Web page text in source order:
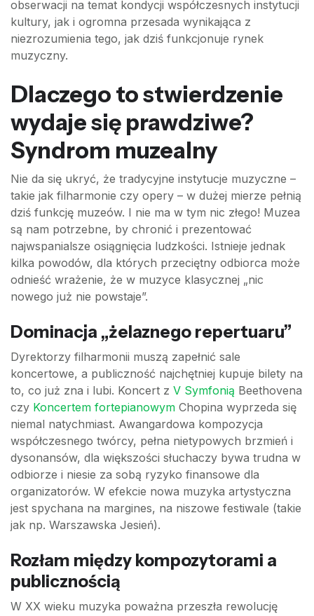
obserwacji na temat kondycji współczesnych instytucji
kultury, jak i ogromna przesada wynikająca z
niezrozumienia tego, jak dziś funkcjonuje rynek
muzyczny.
Dlaczego to stwierdzenie
wydaje się prawdziwe?
Syndrom muzealny
Nie da się ukryć, że tradycyjne instytucje muzyczne –
takie jak filharmonie czy opery – w dużej mierze pełnią
dziś funkcję muzeów. I nie ma w tym nic złego! Muzea
są nam potrzebne, by chronić i prezentować
najwspanialsze osiągnięcia ludzkości. Istnieje jednak
kilka powodów, dla których przeciętny odbiorca może
odnieść wrażenie, że w muzyce klasycznej „nic
nowego już nie powstaje”.
Dominacja „żelaznego repertuaru”
Dyrektorzy filharmonii muszą zapełnić sale
koncertowe, a publiczność najchętniej kupuje bilety na
to, co już zna i lubi. Koncert z V Symfonią Beethovena
czy Koncertem fortepianowym Chopina wyprzeda się
niemal natychmiast. Awangardowa kompozycja
współczesnego twórcy, pełna nietypowych brzmień i
dysonansów, dla większości słuchaczy bywa trudna w
odbiorze i niesie za sobą ryzyko finansowe dla
organizatorów. W efekcie nowa muzyka artystyczna
jest spychana na margines, na niszowe festiwale (takie
jak np. Warszawska Jesień).
Rozłam między kompozytorami a
publicznością
W XX wieku muzyka poważna przeszła rewolucję